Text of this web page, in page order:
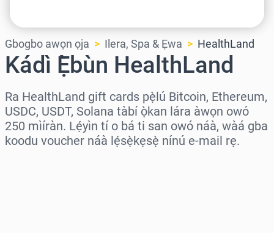
Gbogbo awọn ọja Ilera, Spa & Ẹwa HealthLand
Kádì Ẹ̀bùn HealthLand
Ra HealthLand gift cards pẹ̀lú Bitcoin, Ethereum,
USDC, USDT, Solana tàbí ọ̀kan lára àwọn owó
250 mìíràn. Lẹ́yìn tí o bá ti san owó náà, wàá gba
koodu voucher náà lẹ́sẹ̀kẹsẹ̀ nínú e-mail rẹ.